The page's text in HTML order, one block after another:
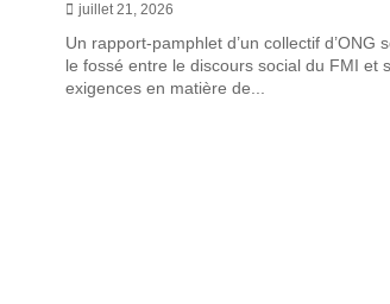
juillet 21, 2026
Un rapport-pamphlet d’un collectif d’ONG
le fossé entre le discours social du FMI et
exigences en matière de...